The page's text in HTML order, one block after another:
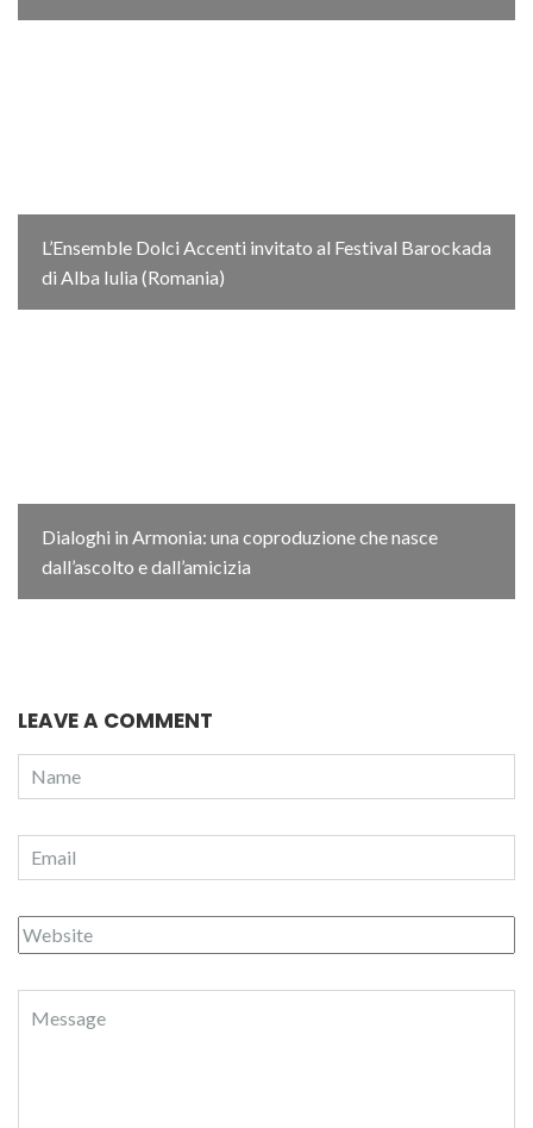
L’Ensemble Dolci Accenti invitato al Festival Barockada
di Alba Iulia (Romania)
Dialoghi in Armonia: una coproduzione che nasce
dall’ascolto e dall’amicizia
LEAVE A COMMENT